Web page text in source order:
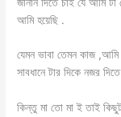
আমি হয়েছি .
যেমন ভাবা তেমন কাজ
সাবধানে টার দিকে নজর
কিন্তু মা তো মা ই তাই